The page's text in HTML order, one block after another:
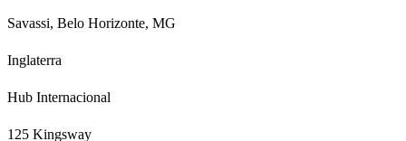
Savassi, Belo Horizonte, MG
Inglaterra
Hub Internacional
125 Kingsway